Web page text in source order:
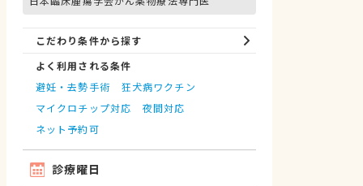
こだわり条件から探す
よく利用される条件
避妊・去勢手術
狂犬病ワクチン
マイクロチップ対応
夜間対応
ネット予約可
診療曜日